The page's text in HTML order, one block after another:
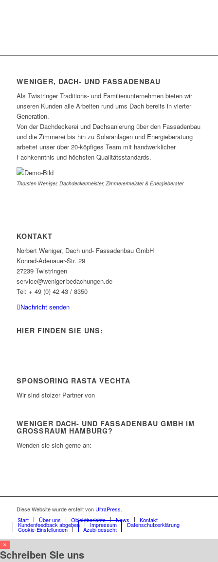
WENIGER, DACH- UND FASSADENBAU
Als Twistringer Traditions- und Familienunternehmen bieten wir
unseren Kunden alle Arbeiten rund ums Dach bereits in vierter
Generation.
Von der Dachdeckerei und Dachsanierung über den Fassadenbau
und die Zimmerei bis hin zu Solaranlagen und Energieberatung
arbeitet unser über 20-köpfiges Team mit handwerklicher
Fachkenntnis und höchsten Qualitätsstandards.
Thorsten Weniger, Dachdeckermeister, Zimmerermeister & Energieberater
KONTAKT
Norbert Weniger, Dach und- Fassadenbau GmbH
Konrad-Adenauer-Str. 29
27239 Twistringen
service@weniger-bedachungen.de
Tel: + 49 (0) 42 43 / 8350
Nachricht senden
HIER FINDEN SIE UNS:
SPONSORING RASTA VECHTA
Wir sind stolzer Partner von
WENIGER DACH- UND FASSADENBAU GMBH IM
GROSSRAUM HAMBURG?
Wenden sie sich gerne an:
Diese Website wurde erstellt von UltraPress.
Start
Über uns Objektberichte News Kontakt
Kundenfeedback abgeben Impressum Datenschutzerklärung
Cookie-Einstellungen Azubi gesucht
×
Schreiben Sie uns